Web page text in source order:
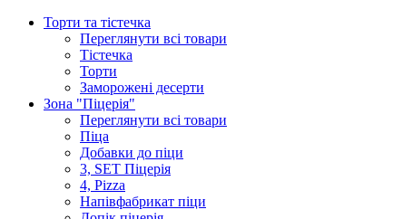
Торти та тістечка
Переглянути всі товари
Тістечка
Торти
Заморожені десерти
Зона "Піцерія"
Переглянути всі товари
Піца
Добавки до піци
3, SET Піцерія
4, Pizza
Напівфабрикат піци